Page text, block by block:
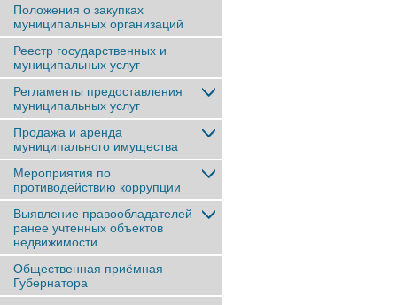
Положения о закупках
муниципальных организаций
Реестр государственных и
муниципальных услуг
Регламенты предоставления
муниципальных услуг
Продажа и аренда
муниципального имущества
Мероприятия по
противодействию коррупции
Выявление правообладателей
ранее учтенныx объектов
недвижимости
Общественная приёмная
Губернатора